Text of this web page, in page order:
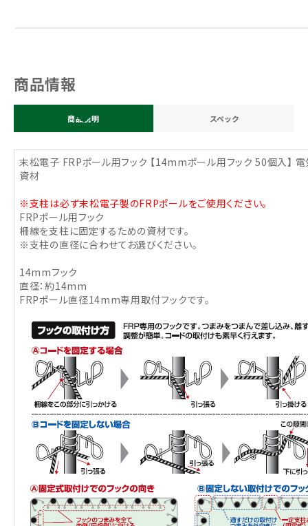
商品情報
商品説明 スペック
末松電子 FRPポール用フック 【14mmポール用フック 50個入】
資材
※支柱は必ず末松電子製のFRPポールをご使用ください。
FRPポール用フック
柵線を支柱に固定するための資材です。
※支柱の直径に合わせてお選びください。
14mmフック
直径：約14mm
FRPポール直径14mm専用取付フックです。